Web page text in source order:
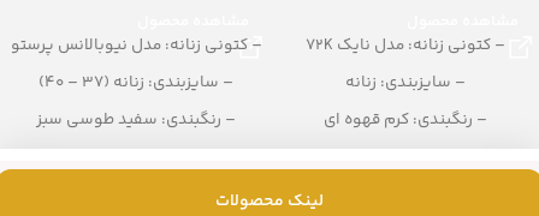
– کتونی زنانه: مدل نایک 72K
– سایزبندی: زنانه
– رنگبندی: کرم قهوه ای
– تعداد در کارتن: 12 زوج
– کتونی زنانه: مدل نیوبالانس پرستو
– سایزبندی: زنانه (37 – 40)
– رنگبندی: سفید طوسی سبز
لینک محصولات